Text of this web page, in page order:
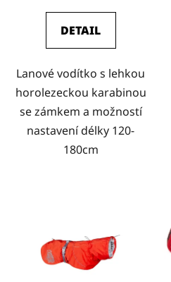
DETAIL
Lanové vodítko s lehkou
horolezeckou karabinou
se zámkem a možností
nastavení délky 120-
180cm